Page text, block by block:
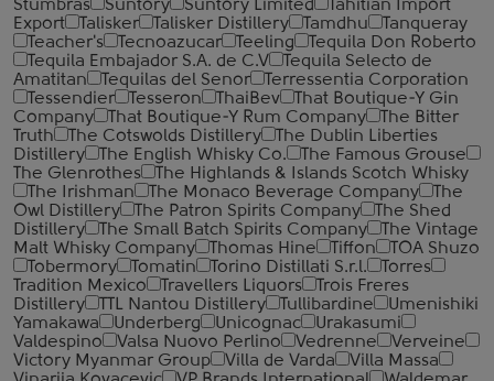
Stumbras
Suntory Suntory Limited
Tahitian Import
Export
Talisker Talisker Distillery Tamdhu
Tanqueray
Teacher's
Tecnoazucar Teeling
Tequila Don Roberto
Tequila Embajador S.A. de C.V
Tequila Selecto de
Amatitan
Tequilas del Senor
Terressentia Corporation
Tessendier
Tesseron ThaiBev
That Boutique-Y Gin
Company
That Boutique-Y Rum Company
The Bitter
Truth
The Cotswolds Distillery
The Dublin Liberties
Distillery
The English Whisky Co.
The Famous Grouse
The Glenrothes
The Highlands & Islands Scotch Whisky
The Irishman
The Monaco Beverage Company
The
Owl Distillery
The Patron Spirits Company
The Shed
Distillery
The Small Batch Spirits Company
The Vintage
Malt Whisky Company
Thomas Hine Tiffon
TOA Shuzo
Tobermory
Tomatin Torino Distillati S.r.l.
Torres
Tradition Mexico
Travellers Liquors
Trois Freres
Distillery
TTL Nantou Distillery Tullibardine
Umenishiki
Yamakawa
Underberg Unicognac
Urakasumi
Valdespino
Valsa Nuovo Perlino Vedrenne
Verveine
Victory Myanmar Group
Villa de Varda
Villa Massa